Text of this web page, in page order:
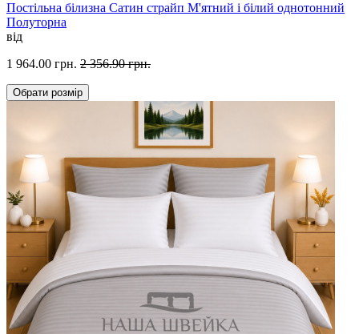
Постільна білизна Сатин страйп М'ятний і білий однотонний
Полуторна
від
1 964.00 грн. 2 356.90 грн.
Обрати розмір